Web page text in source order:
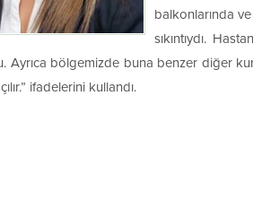
balkonlarında
sıkıntıydı.
Ayrıca bölgemizde buna benzer diğer
ifadelerini kullandı.